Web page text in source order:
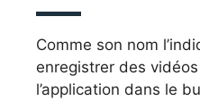
Comme son nom
enregistrer des
l’application dans le